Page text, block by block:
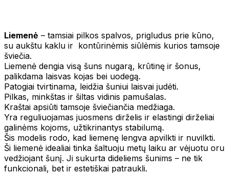
Liemenė – tamsiai pilkos spalvos, prigludus prie kūno,
su aukštu kaklu ir kontūrinėmis siūlėmis kurios tamsoje
šviečia.
Liemenė dengia visą šuns nugarą, krūtinę ir šonus,
palikdama laisvas kojas bei uodegą.
Patogiai tvirtinama, leidžia šuniui laisvai judėti.
Pilkas, minkštas ir šiltas vidinis pamušalas.
Kraštai apsiūti tamsoje šviečiančia medžiaga.
Yra reguliuojamas juosmens dirželis ir elastingi dirželiai
galinėms kojoms, užtikrinantys stabilumą.
Šis modelis rodo, kad liemenę lengva apvilkti ir nuvilkti.
Ši liemenė idealiai tinka šaltuoju metų laiku ar vėjuotu oru
vedžiojant šunį. Ji sukurta dideliems šunims – ne tik
funkcionali, bet ir estetiškai patraukli.